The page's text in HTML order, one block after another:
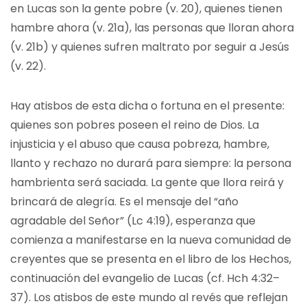
en Lucas son la gente pobre (v. 20), quienes tienen
hambre ahora (v. 21a), las personas que lloran ahora
(v. 21b) y quienes sufren maltrato por seguir a Jesús
(v. 22).
Hay atisbos de esta dicha o fortuna en el presente:
quienes son pobres poseen el reino de Dios. La
injusticia y el abuso que causa pobreza, hambre,
llanto y rechazo no durará para siempre: la persona
hambrienta será saciada. La gente que llora reirá y
brincará de alegría. Es el mensaje del “año
agradable del Señor” (Lc 4:19), esperanza que
comienza a manifestarse en la nueva comunidad de
creyentes que se presenta en el libro de los Hechos,
continuación del evangelio de Lucas (cf. Hch 4:32–
37). Los atisbos de este mundo al revés que reflejan